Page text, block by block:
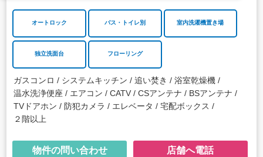
オートロック バス・トイレ別 室内洗濯機置き場
独立洗面台 フローリング
ガスコンロ システムキッチン 追い焚き
浴室乾燥機
温水洗浄便座
エアコン CATV CSアンテナ
BSアンテナ
TVドアホン
防犯カメラ エレベータ
宅配ボックス
２階以上
物件の問い合わせ 店舗へ電話